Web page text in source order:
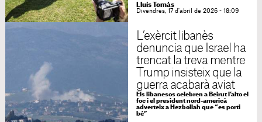
Lluís Tomàs
Divendres, 17 d'abril de 2026 - 18:09
L’exèrcit libanès
denuncia que Israel ha
trencat la treva mentre
Trump insisteix que la
guerra acabarà aviat
Els libanesos celebren a Beirut l’alto el
foc i el president nord-americà
adverteix a Hezbollah que “es porti
bé”